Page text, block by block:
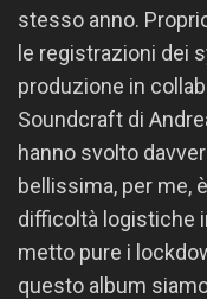
stesso anno.
le registrazioni dei
produzione in
Soundcraft di
hanno svolto
bellissima, per me,
difficoltà logistiche
metto pure i
questo album